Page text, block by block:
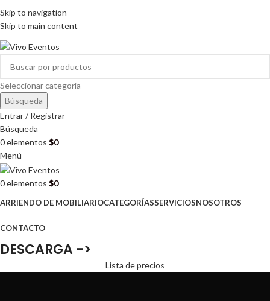
Skip to navigation
Skip to main content
HORARIOS DE ATENCIÓN: 8:00 - 17:00 HORAS
ARRIENDO DE MOBILIARIO PARA EVENTOS
Seleccionar categoría
Búsqueda
Entrar / Registrar
Búsqueda
0elementos $0
Menú
0elementos $0
ARRIENDO DE MOBILIARIOCATEGORÍASSERVICIOSNOSOTROS
CONTACTO
DESCARGA ->
Lista de precios